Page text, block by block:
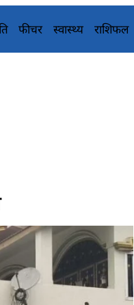
फीचर स्वास्थ्य राशिफल